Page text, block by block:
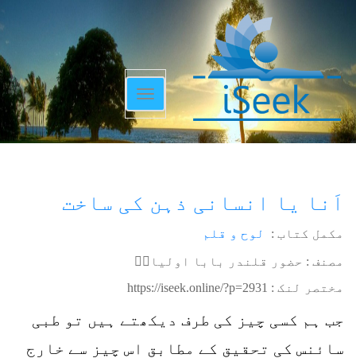
Toggle
navigation
اَنا یا انسانی ذہن کی ساخت
مکمل کتاب : لوح و قلم
مصنف : حضور قلندر بابا اولیاءؒ
مختصر لنک : https://iseek.online/?p=2931
جب ہم کسی چیز کی طرف دیکھتے ہیں تو طبی
سائنس کی تحقیق کے مطابق اس چیز سے خارج